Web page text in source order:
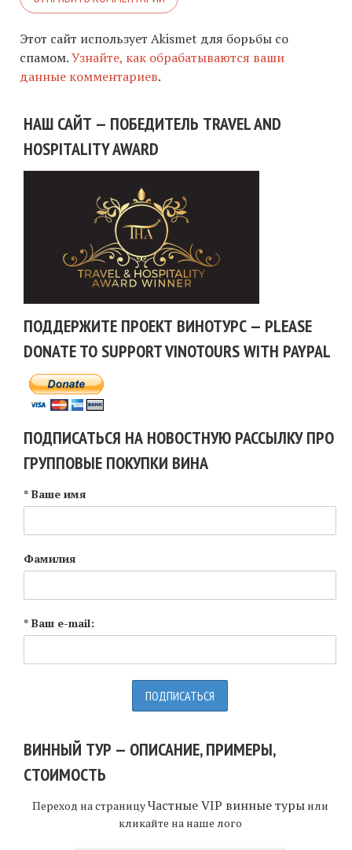
Этот сайт использует Akismet для борьбы со
спамом.Узнайте, как обрабатываются ваши
данные комментариев.
НАШ САЙТ — ПОБЕДИТЕЛЬ TRAVEL AND
HOSPITALITY AWARD
ПОДДЕРЖИТЕ ПРОЕКТ ВИНОТУРС — PLEASE
DONATE TO SUPPORT VINOTOURS WITH PAYPAL
ПОДПИСАТЬСЯ НА НОВОСТНУЮ РАССЫЛКУ ПРО
ГРУППОВЫЕ ПОКУПКИ ВИНА
* Ваше имя
Фамилия
* Ваш e-mail:
ВИННЫЙ ТУР — ОПИСАНИЕ, ПРИМЕРЫ,
СТОИМОСТЬ
Переход на страницуЧастные VIP винные турыили
кликайте на наше лого